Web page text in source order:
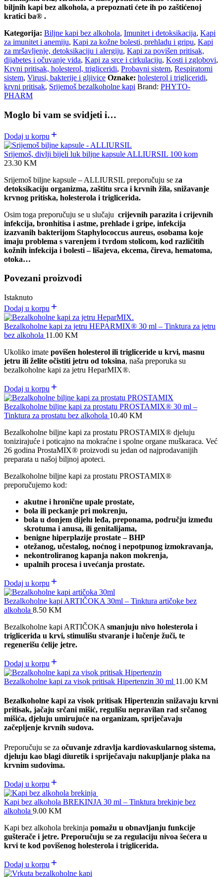
biljnih kapi bez alkohola, a prepoznati ćete ih po zaštićenoj
kratici ba® .
Kategorija: Biljne kapi bez alkohola, Imunitet i detoksikacija, Kapi
za imunitet i anemiju, Kapi za kožne bolesti, prehladu i gripu, Kapi
za mršavljenje, detoksikaciju i alergiju, Kapi za povišen pritisak,
dijabetes i očuvanje vida, Kapi za srce i cirkulaciju, Kosti i zglobovi,
Krvni pritisak, holesterol, trigliceridi, Probavni sistem, Respiratorni
sistem, Virusi, bakterije i gljivice Oznake: holesterol i trigliceridi,
krvni pritisak, Srijemoš bezalkoholne kapi Brand: PHYTO-
PHARM
Moglo bi vam se svidjeti i…
Dodaj u korpu
Srijemoš, divlji bijeli luk biljne kapsule ALLIURSIL 100 kom
23.30 KM
Srijemoš biljne kapsule – ALLIURSIL preporučuju se za
detoksikaciju organizma, zaštitu srca i krvnih žila, snižavanje
krvnog pritiska, holesterola i triglicerida.
Osim toga preporučuju se u slučaju crijevnih parazita i crijevnih
infekcija, bronhitisa i astme, prehlade i gripe, infekcija
izazvanih bakterijom Staphylococcus aureus, osobama koje
imaju problema s varenjem i tvrdom stolicom, kod različitih
kožnih infekcija i bolesti – lišajeva, ekcema, čireva, hematoma,
otoka…
Povezani proizvodi
Istaknuto
Dodaj u korpu
Bezalkoholne kapi za jetru HEPARMIX® 30 ml – Tinktura za jetru
bez alkohola 11.00 KM
Ukoliko imate povišen holesterol ili trigliceride u krvi, masnu
jetru ili želite očistiti jetru od toksina, naša preporuka su
bezalkoholne kapi za jetru HeparMIX®.
Dodaj u korpu
Bezalkoholne biljne kapi za prostatu PROSTAMIX® 30 ml –
Tinktura za prostatu bez alkohola 10.40 KM
Bezalkoholne biljne kapi za prostatu PROSTAMIX® djeluju
tonizirajuće i poticajno na mokraćne i spolne organe muškaraca. Već
26 godina ProstaMIX® proizvodi su jedan od najprodavanijih
preparata u našoj biljnoj apoteci.
Bezalkoholne biljne kapi za prostatu PROSTAMIX®
preporučujemo kod:
akutne i hronične upale prostate,
bola ili peckanje pri mokrenju,
bola u donjem dijelu leđa, preponama, području između
skrotuma i anusa, ili genitalijama,
benigne hiperplazije prostate – BHP
otežanog, učestalog, noćnog i nepotpunog izmokravanja,
nekontroliranog kapanja nakon mokrenja,
upalnih procesa i uvećanja prostate.
Dodaj u korpu
Bezalkoholne kapi ARTIČOKA 30ml – Tinktura artičoke bez
alkohola 8.50 KM
Bezalkoholne kapi ARTIČOKA smanjuju nivo holesterola i
triglicerida u krvi, stimulišu stvaranje i lučenje žuči, te
regenerišu ćelije jetre.
Dodaj u korpu
Bezalkoholne kapi za visok pritisak Hipertenzin 30 ml 11.00 KM
Bezalkoholne kapi za visok pritisak Hipertenzin snižavaju krvni
pritisak, jačaju srčani mišić, regulišu nepravilan rad srčanog
mišića, djeluju umirujuće na organizam, spriječavaju
začepljenje krvnih sudova.
Preporučuju se za očuvanje zdravlja kardiovaskularnog sistema,
djeluju kao blagi diuretik i spriječavaju nakupljanje plaka na
krvnim sudovima.
Dodaj u korpu
Kapi bez alkohola BREKINJA 30 ml – Tinktura brekinje bez
alkohola 9.00 KM
Kapi bez alkohola brekinja pomažu u obnavljanju funkcije
gušterače i jetre. Preporučuju se za regulaciju nivoa šećera u
krvi te kod povišenog holesterola i triglicerida.
Dodaj u korpu